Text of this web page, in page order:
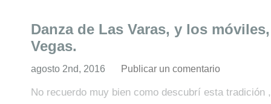
Danza de Las Varas, y los
Vegas.
agosto 2nd, 2016 Publicar un comentario
No recuerdo muy bien como descubrí esta tradición